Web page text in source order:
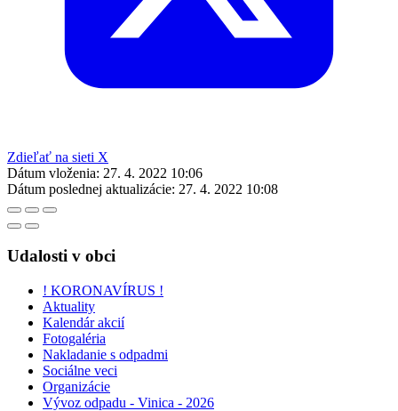
Zdieľať na sieti X
Dátum vloženia: 27. 4. 2022 10:06
Dátum poslednej aktualizácie: 27. 4. 2022 10:08
Udalosti v obci
! KORONAVÍRUS !
Aktuality
Kalendár akcií
Fotogaléria
Nakladanie s odpadmi
Sociálne veci
Organizácie
Vývoz odpadu - Vinica - 2026